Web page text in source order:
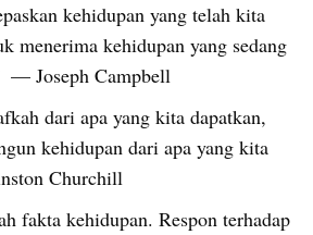
kehidupan yang telah kita
menerima kehidupan yang sedang
— Joseph Campbell
dari apa yang kita dapatkan,
kehidupan dari apa yang kita
Churchill
fakta kehidupan. Respon terhadap